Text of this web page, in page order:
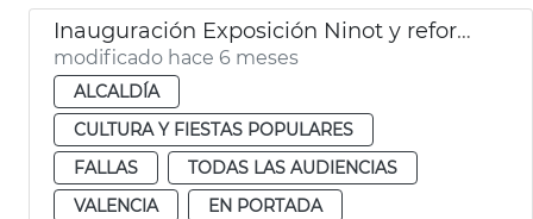
Inauguración Exposición Ninot y reforma Museo del Ninot València
modificado hace 6 meses
ALCALDÍA
CULTURA Y FIESTAS POPULARES
FALLAS
TODAS LAS AUDIENCIAS
VALENCIA
EN PORTADA